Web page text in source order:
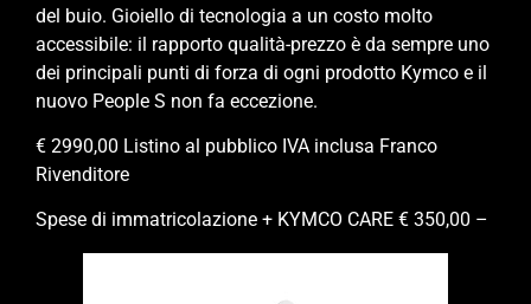
del buio. Gioiello di tecnologia a un costo molto
accessibile: il rapporto qualità-prezzo è da sempre uno
dei principali punti di forza di ogni prodotto Kymco e il
nuovo People S non fa eccezione.
€ 2990,00 Listino al pubblico IVA inclusa Franco
Rivenditore
Spese di immatricolazione + KYMCO CARE € 350,00 –